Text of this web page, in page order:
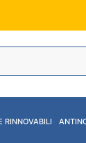
RINNOVABILI